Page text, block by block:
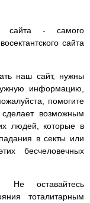
сайта - самого
сайта
наш сайт, нужны
информацию,
помогите
возможным
людей, которые в
в секты или
бесчеловечных
оставайтесь
тоталитарным